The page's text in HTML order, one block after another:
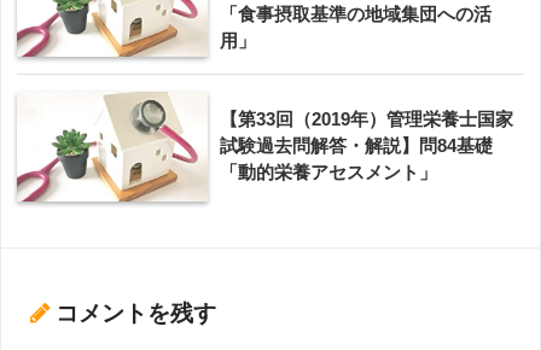
「食事摂取基準の地域集団への活
用」
【第33回（2019年）管理栄養士国家
試験過去問解答・解説】問84基礎
「動的栄養アセスメント」
コメントを残す